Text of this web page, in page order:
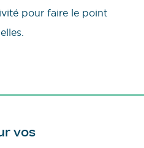
pour faire le point
vos